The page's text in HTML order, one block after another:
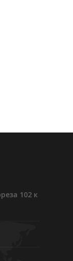
102 к